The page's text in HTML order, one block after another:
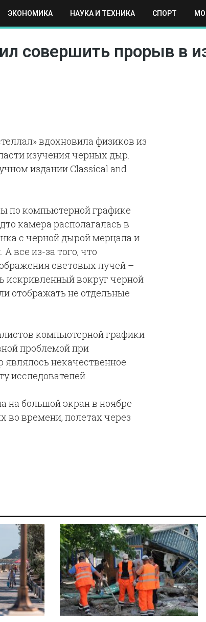
ЭКОНОМИКА НАУКА И ТЕХНИКА СПОРТ
МОСКВА РЕГИОНЫ МИР
совершить прорыв в
вдохновила физиков из
изучения черных дыр.
издании Classical and
по компьютерной графике
камера располагалась в
с черной дырой мерцала и
все из-за того, что
световых лучей –
искривленный вокруг черной
отображать не отдельные
компьютерной графики
проблемой при
некачественное
исследователей.
на большой экран в ноябре
во времени, полетах через